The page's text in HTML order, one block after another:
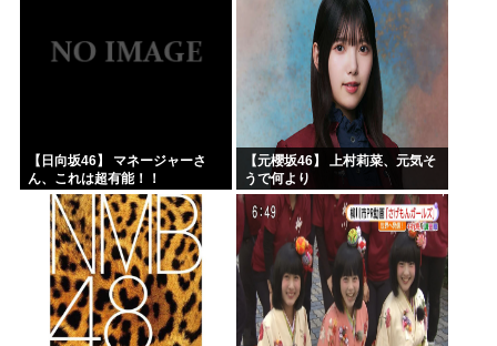
【日向坂46】 マネージャーさ
ん、これは超有能！！
【元櫻坂46】 上村莉菜、元気そ
うで何より